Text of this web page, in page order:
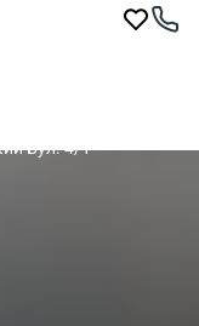
Бул. 4/1